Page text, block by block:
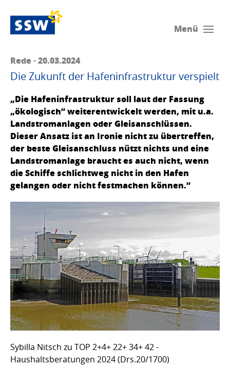
Menü
Rede · 20.03.2024
Die Zukunft der Hafeninfrastruktur verspielt
„Die Hafeninfrastruktur soll laut der Fassung
„ökologisch“ weiterentwickelt werden, mit u.a.
Landstromanlagen oder Gleisanschlüssen.
Dieser Ansatz ist an Ironie nicht zu übertreffen,
der beste Gleisanschluss nützt nichts und eine
Landstromanlage braucht es auch nicht, wenn
die Schiffe schlichtweg nicht in den Hafen
gelangen oder nicht festmachen können.“
Sybilla Nitsch zu TOP 2+4+ 22+ 34+ 42 -
Haushaltsberatungen 2024 (Drs.20/1700)